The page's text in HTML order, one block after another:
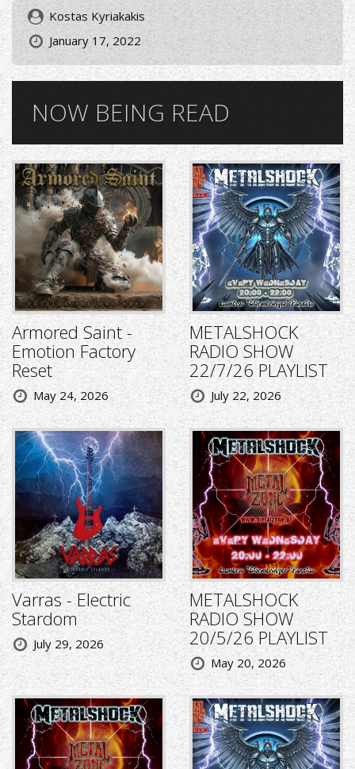
Kostas Kyriakakis
January 17, 2022
NOW BEING READ
Armored Saint -
Emotion Factory
Reset
May 24, 2026
METALSHOCK
RADIO SHOW
22/7/26 PLAYLIST
July 22, 2026
Varras - Electric
Stardom
July 29, 2026
METALSHOCK
RADIO SHOW
20/5/26 PLAYLIST
May 20, 2026